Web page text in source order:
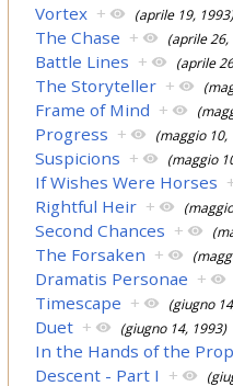
Vortex + (aprile 19,
The Chase + (aprile 26,
Battle Lines + (aprile
The Storyteller +
Frame of Mind +
Progress + (maggio 10,
Suspicions + (maggio
If Wishes Were Horses
Rightful Heir +
Second Chances +
The Forsaken +
Dramatis Personae +
Timescape + (giugno
Duet + (giugno 14, 1993)
In the Hands of the
Descent - Part I +